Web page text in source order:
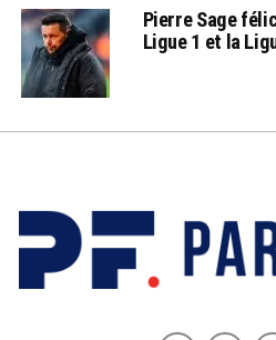
Pierre Sage
Ligue 1 et la